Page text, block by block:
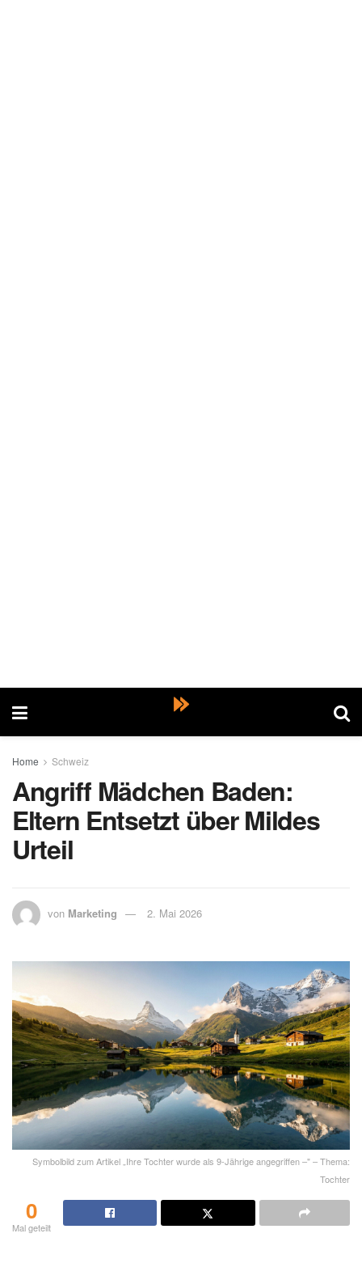
Home Schweiz
Angriff Mädchen Baden:
Eltern Entsetzt über Mildes
Urteil
von Marketing 2. Mai 2026
Symbolbild zum Artikel „Ihre Tochter wurde als 9-Jährige angegriffen –" – Thema:
Tochter
0
Mal geteilt